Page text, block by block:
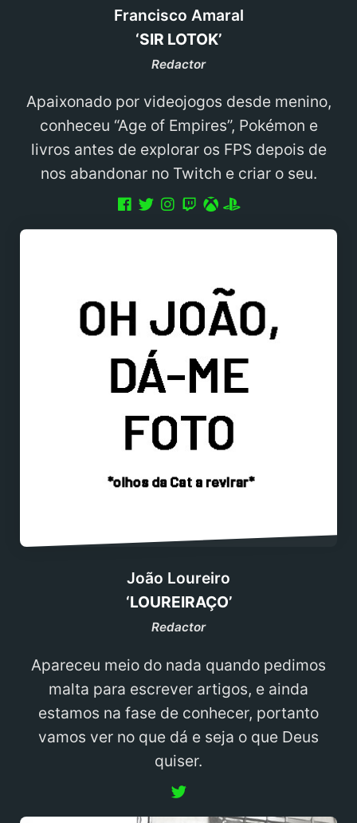
Francisco Amaral
‘SIR LOTOK’
Redactor
Apaixonado por videojogos desde menino,
conheceu “Age of Empires”, Pokémon e
livros antes de explorar os FPS depois de
nos abandonar no Twitch e criar o seu.
João Loureiro
‘LOUREIRAÇO’
Redactor
Apareceu meio do nada quando pedimos
malta para escrever artigos, e ainda
estamos na fase de conhecer, portanto
vamos ver no que dá e seja o que Deus
quiser.